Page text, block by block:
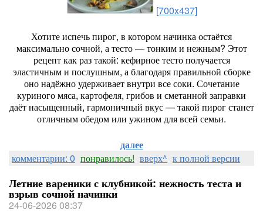
[700x437]
Хотитеиспечьпирог, в которомначинкаостаётся
максимальносочной, атесто— тонкими нежным? Этот
рецепткакразтакой: кефирноетестополучается
эластичными послушным, аблагодаряправильной сборке
ононадёжноудерживаетвнутри всесоки. Сочетание
куриногомяса, картофеля, грибов и сметанной заправки
даётнасыщенный, гармоничный вкус— такой пирогстанет
отличнымобедомили ужиномдлявсей семьи.
далее
комментарии: 0 понравилось! вверх^ к полной версии
Летние вареники с клубникой: нежность теста и
взрыв сочной начинки
24-06-2026 08:37